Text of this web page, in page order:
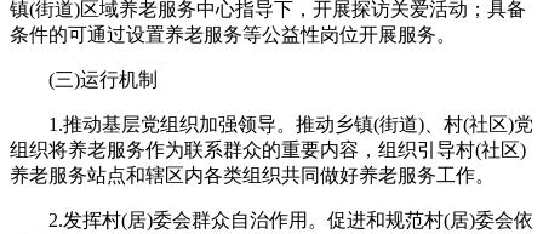
镇(街道)区域养老服务中心指导下，开展探访关爱活动；具备
条件的可通过设置养老服务等公益性岗位开展服务。
(三)运行机制
1.推动基层党组织加强领导。推动乡镇(街道)、村(社区)党
组织将养老服务作为联系群众的重要内容，组织引导村(社区)
养老服务站点和辖区内各类组织共同做好养老服务工作。
2.发挥村(居)委会群众自治作用。促进和规范村(居)委会依